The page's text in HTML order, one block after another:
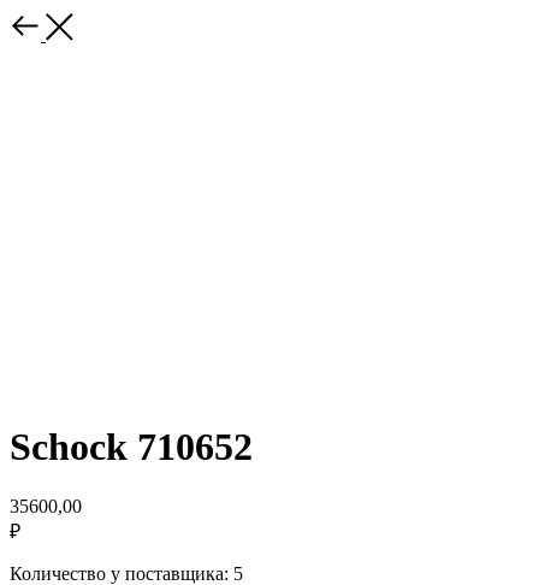
Schock 710652
35600,00
₽
Количество у поставщика: 5